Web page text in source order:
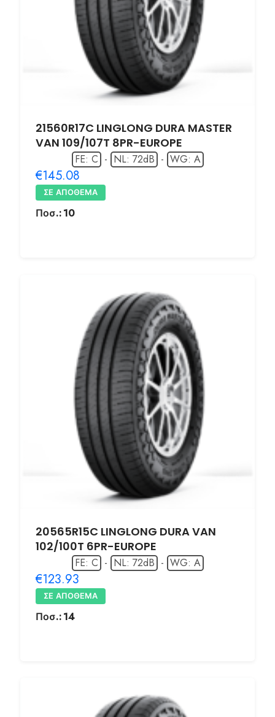
21560R17C LINGLONG DURA MASTER
VAN 109/107T 8PR-EUROPE
FE: C - NL: 72dB - WG: A
€145.08
ΣΕ ΑΠΌΘΕΜΑ
Ποσ.:10
20565R15C LINGLONG DURA VAN
102/100T 6PR-EUROPE
FE: C - NL: 72dB - WG: A
€123.93
ΣΕ ΑΠΌΘΕΜΑ
Ποσ.:14